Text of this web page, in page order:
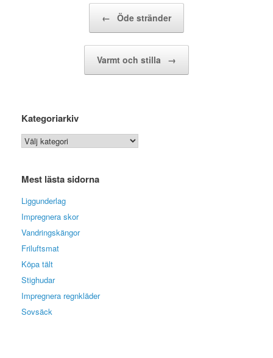
← Öde stränder
Varmt och stilla →
Kategoriarkiv
Kategoriarkiv
Mest lästa sidorna
Liggunderlag
Impregnera skor
Vandringskängor
Friluftsmat
Köpa tält
Stighudar
Impregnera regnkläder
Sovsäck